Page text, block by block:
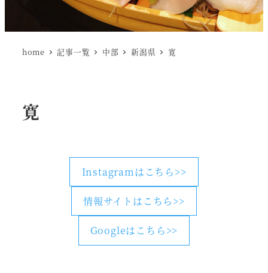
home 記事一覧 中部 新潟県 寛
寛
Instagramはこちら>>
情報サイトはこちら>>
Googleはこちら>>